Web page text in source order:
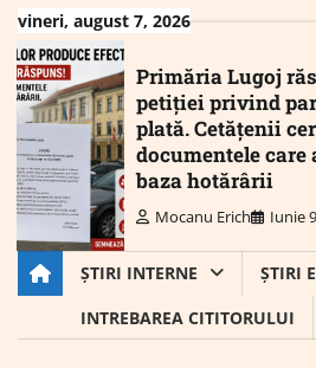
Skip
content
vineri, august 7, 2026
Primăria Lugoj
petiției privind
plată. Cetățenii
documentele care
baza hotărârii
Mocanu Erich Iunie
ȘTIRI INTERNE ȘTIRI
INTREBAREA CITITORULUI